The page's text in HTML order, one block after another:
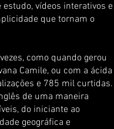
vídeos interativos e
que tornam o
como quando gerou
Camile, ou com a ácida
e 785 mil curtidas.
de uma maneira
do iniciante ao
geográfica e